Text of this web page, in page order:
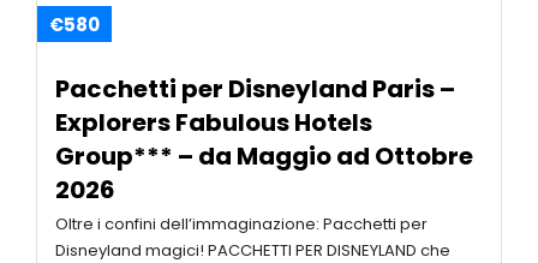
€580
Pacchetti per Disneyland Paris –
Explorers Fabulous Hotels
Group*** – da Maggio ad Ottobre
2026
Oltre i confini dell’immaginazione: Pacchetti per
Disneyland magici! PACCHETTI PER DISNEYLAND che